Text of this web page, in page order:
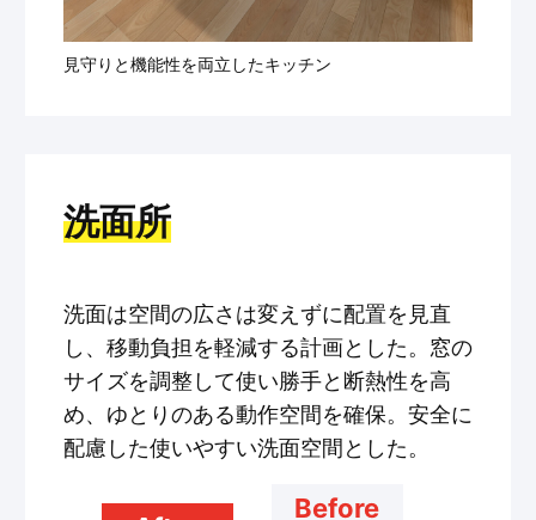
見守りと機能性を両立したキッチン
洗面所
洗面は空間の広さは変えずに配置を見直
し、移動負担を軽減する計画とした。窓の
サイズを調整して使い勝手と断熱性を高
め、ゆとりのある動作空間を確保。安全に
配慮した使いやすい洗面空間とした。
Before